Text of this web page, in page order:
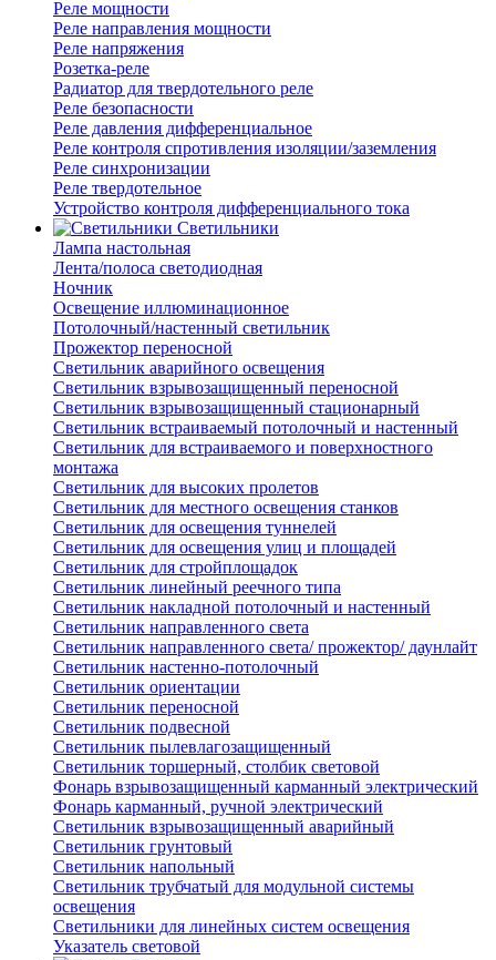
Реле мощности
Реле направления мощности
Реле напряжения
Розетка-реле
Радиатор для твердотельного реле
Реле безопасности
Реле давления дифференциальное
Реле контроля спротивления изоляции/заземления
Реле синхронизации
Реле твердотельное
Устройство контроля дифференциального тока
Светильники
Лампа настольная
Лента/полоса светодиодная
Ночник
Освещение иллюминационное
Потолочный/настенный светильник
Прожектор переносной
Светильник аварийного освещения
Светильник взрывозащищенный переносной
Светильник взрывозащищенный стационарный
Светильник встраиваемый потолочный и настенный
Светильник для встраиваемого и поверхностного
монтажа
Светильник для высоких пролетов
Светильник для местного освещения станков
Светильник для освещения туннелей
Светильник для освещения улиц и площадей
Светильник для стройплощадок
Светильник линейный реечного типа
Светильник накладной потолочный и настенный
Светильник направленного света
Светильник направленного света/ прожектор/ даунлайт
Светильник настенно-потолочный
Светильник ориентации
Светильник переносной
Светильник подвесной
Светильник пылевлагозащищенный
Светильник торшерный, столбик световой
Фонарь взрывозащищенный карманный электрический
Фонарь карманный, ручной электрический
Светильник взрывозащищенный аварийный
Светильник грунтовый
Светильник напольный
Светильник трубчатый для модульной системы
освещения
Светильники для линейных систем освещения
Указатель световой